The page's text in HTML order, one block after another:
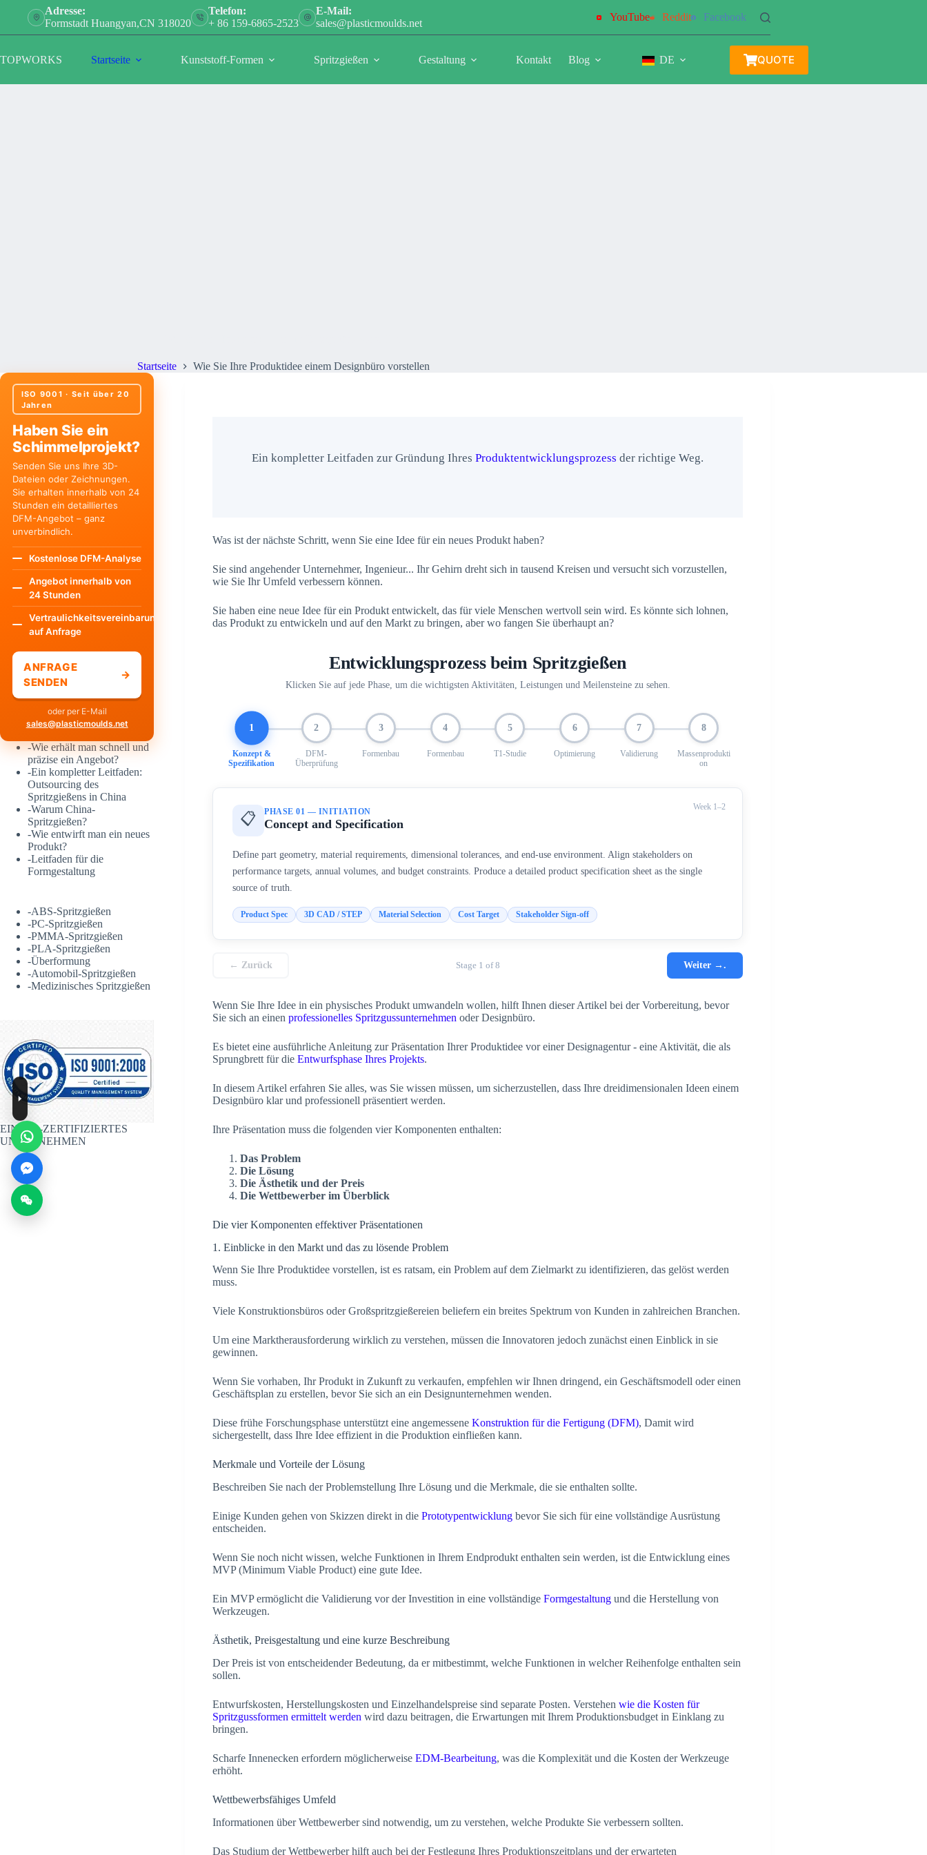
springen
Adresse:
Formstadt Huangyan,CN 318020
Telefon:
+ 86 159-6865-2523
E-Mail:
sales@plasticmoulds.net
YouTube Reddit Facebook
TOPWORKS Startseite Kunststoff-Formen Spritzgießen Gestaltung Kontakt Blog DE QUOTE
Startseite Wie Sie Ihre Produktidee einem Designbüro vorstellen
Ein kompletter Leitfaden zur Gründung IhresProduktentwicklungsprozess der richtige Weg.
Was ist der nächste Schritt, wenn Sie eine Idee für ein neues Produkt haben?
Sie sind angehender Unternehmer, Ingenieur... Ihr Gehirn dreht sich in tausend Kreisen und versucht sich vorzustellen,
wie Sie Ihr Umfeld verbessern können.
Sie haben eine neue Idee für ein Produkt entwickelt, das für viele Menschen wertvoll sein wird. Es könnte sich lohnen,
das Produkt zu entwickeln und auf den Markt zu bringen, aber wo fangen Sie überhaupt an?
Entwicklungsprozess beim Spritzgießen
Klicken Sie auf jede Phase, um die wichtigsten Aktivitäten, Leistungen und Meilensteine zu sehen.
1
Konzept &
Spezifikation
2
DFM-
Überprüfung
3
Formenbau
4
Formenbau
5
T1-Studie
6
Optimierung
7
Validierung
8
Massenprodukti
on
Week 1–2
📋 PHASE 01 — INITIATION
Concept and Specification
Define part geometry, material requirements, dimensional tolerances, and end-use environment. Align stakeholders on
performance targets, annual volumes, and budget constraints. Produce a detailed product specification sheet as the single
source of truth.
Product Spec 3D CAD / STEP Material Selection Cost Target Stakeholder Sign-off
← Zurück Stage 1 of 8 Weiter →.
Wenn Sie Ihre Idee in ein physisches Produkt umwandeln wollen, hilft Ihnen dieser Artikel bei der Vorbereitung, bevor
Sie sich an einenprofessionelles Spritzgussunternehmen oder Designbüro.
Es bietet eine ausführliche Anleitung zur Präsentation Ihrer Produktidee vor einer Designagentur - eine Aktivität, die als
Sprungbrett für dieEntwurfsphase Ihres Projekts.
In diesem Artikel erfahren Sie alles, was Sie wissen müssen, um sicherzustellen, dass Ihre dreidimensionalen Ideen einem
Designbüro klar und professionell präsentiert werden.
Ihre Präsentation muss die folgenden vier Komponenten enthalten:
Das Problem
Die Lösung
Die Ästhetik und der Preis
Die Wettbewerber im Überblick
Die vier Komponenten effektiver Präsentationen
1. Einblicke in den Markt und das zu lösende Problem
Wenn Sie Ihre Produktidee vorstellen, ist es ratsam, ein Problem auf dem Zielmarkt zu identifizieren, das gelöst werden
muss.
Viele Konstruktionsbüros oder Großspritzgießereien beliefern ein breites Spektrum von Kunden in zahlreichen Branchen.
Um eine Marktherausforderung wirklich zu verstehen, müssen die Innovatoren jedoch zunächst einen Einblick in sie
gewinnen.
Wenn Sie vorhaben, Ihr Produkt in Zukunft zu verkaufen, empfehlen wir Ihnen dringend, ein Geschäftsmodell oder einen
Geschäftsplan zu erstellen, bevor Sie sich an ein Designunternehmen wenden.
Diese frühe Forschungsphase unterstützt eine angemesseneKonstruktion für die Fertigung (DFM), Damit wird
sichergestellt, dass Ihre Idee effizient in die Produktion einfließen kann.
Merkmale und Vorteile der Lösung
Beschreiben Sie nach der Problemstellung Ihre Lösung und die Merkmale, die sie enthalten sollte.
Einige Kunden gehen von Skizzen direkt in diePrototypentwicklung bevor Sie sich für eine vollständige Ausrüstung
entscheiden.
Wenn Sie noch nicht wissen, welche Funktionen in Ihrem Endprodukt enthalten sein werden, ist die Entwicklung eines
MVP (Minimum Viable Product) eine gute Idee.
Ein MVP ermöglicht die Validierung vor der Investition in eine vollständigeFormgestaltung und die Herstellung von
Werkzeugen.
Ästhetik, Preisgestaltung und eine kurze Beschreibung
Der Preis ist von entscheidender Bedeutung, da er mitbestimmt, welche Funktionen in welcher Reihenfolge enthalten sein
sollen.
Entwurfskosten, Herstellungskosten und Einzelhandelspreise sind separate Posten. Verstehenwie die Kosten für
Spritzgussformen ermittelt werden wird dazu beitragen, die Erwartungen mit Ihrem Produktionsbudget in Einklang zu
bringen.
Scharfe Innenecken erfordern möglicherweiseEDM-Bearbeitung, was die Komplexität und die Kosten der Werkzeuge
erhöht.
Wettbewerbsfähiges Umfeld
Informationen über Wettbewerber sind notwendig, um zu verstehen, welche Produkte Sie verbessern sollten.
Das Studium der Wettbewerber hilft auch bei der Festlegung Ihres Produktionszeitplans und der erwarteten
ISO 9001 · Seit über 20
Jahren
Haben Sie ein
Schimmelprojekt?
Senden Sie uns Ihre 3D-
Dateien oder Zeichnungen.
Sie erhalten innerhalb von 24
Stunden ein detailliertes
DFM-Angebot – ganz
unverbindlich.
Kostenlose DFM-Analyse
Angebot innerhalb von
24 Stunden
Vertraulichkeitsvereinbarung
auf Anfrage
ANFRAGE
SENDEN
→
oder per E-Mail
sales@plasticmoulds.net
-Wie erhält man schnell und
präzise ein Angebot?
-Ein kompletter Leitfaden:
Outsourcing des
Spritzgießens in China
-Warum China-
Spritzgießen?
-Wie entwirft man ein neues
Produkt?
-Leitfaden für die
Formgestaltung
-ABS-Spritzgießen
-PC-Spritzgießen
-PMMA-Spritzgießen
-PLA-Spritzgießen
-Überformung
-Automobil-Spritzgießen
-Medizinisches Spritzgießen
EIN ISO-ZERTIFIZIERTES
UNTERNEHMEN